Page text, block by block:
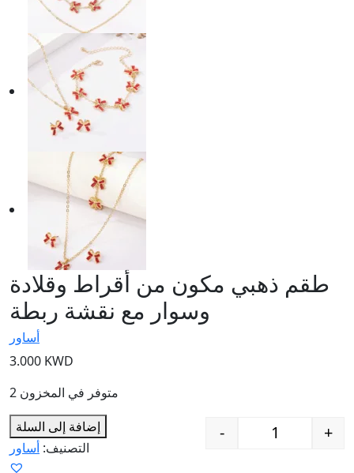
طقم ذهبي مكون من أقراط وقلادة
وسوار مع نقشة ربطة
أساور
3.000 KWD
2 متوفر في المخزون
مع نقشة ربطة - +
إضافة إلى السلة
التصنيف: أساور